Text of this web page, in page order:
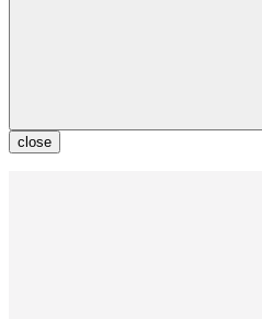
close